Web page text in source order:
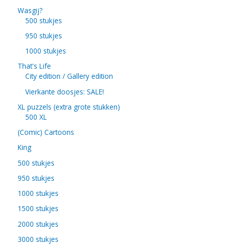
Wasgij?
500 stukjes
950 stukjes
1000 stukjes
That's Life
City edition / Gallery edition
Vierkante doosjes: SALE!
XL puzzels (extra grote stukken)
500 XL
(Comic) Cartoons
King
500 stukjes
950 stukjes
1000 stukjes
1500 stukjes
2000 stukjes
3000 stukjes